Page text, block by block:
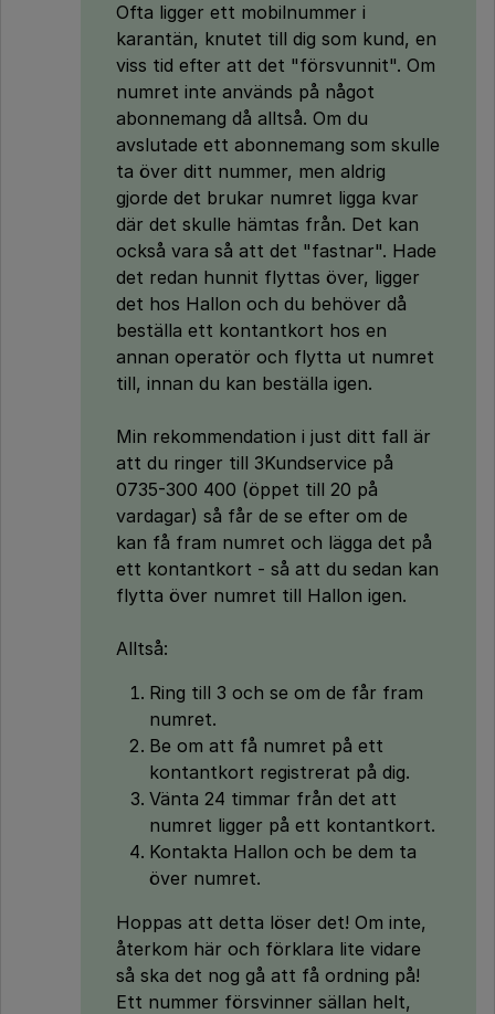
Ofta ligger ett mobilnummer i
karantän, knutet till dig som kund, en
viss tid efter att det "försvunnit". Om
numret inte används på något
abonnemang då alltså. Om du
avslutade ett abonnemang som skulle
ta över ditt nummer, men aldrig
gjorde det brukar numret ligga kvar
där det skulle hämtas från. Det kan
också vara så att det "fastnar". Hade
det redan hunnit flyttas över, ligger
det hos Hallon och du behöver då
beställa ett kontantkort hos en
annan operatör och flytta ut numret
till, innan du kan beställa igen.
Min rekommendation i just ditt fall är
att du ringer till 3Kundservice på
0735-300 400 (öppet till 20 på
vardagar) så får de se efter om de
kan få fram numret och lägga det på
ett kontantkort - så att du sedan kan
flytta över numret till Hallon igen.
Alltså:
Ring till 3 och se om de får fram
numret.
Be om att få numret på ett
kontantkort registrerat på dig.
Vänta 24 timmar från det att
numret ligger på ett kontantkort.
Kontakta Hallon och be dem ta
över numret.
Hoppas att detta löser det! Om inte,
återkom här och förklara lite vidare
så ska det nog gå att få ordning på!
Ett nummer försvinner sällan helt,